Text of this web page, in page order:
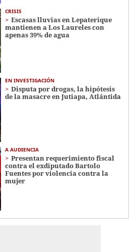
CRISIS
Escasas lluvias en Lepaterique
mantienen a Los Laureles con
apenas 39% de agua
EN INVESTIGACIÓN
Disputa por drogas, la hipótesis
de la masacre en Jutiapa, Atlántida
A AUDIENCIA
Presentan requerimiento fiscal
contra el exdiputado Bartolo
Fuentes por violencia contra la
mujer